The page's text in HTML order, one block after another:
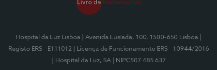
Hospital da Luz Lisboa | Avenida Lusíada, 100, 1500-650 Lisboa
Registo ERS - E111012
| Licença de Funcionamento ERS - 10944/2016
| Hospital da Luz, SA
| NIPC507 485 637